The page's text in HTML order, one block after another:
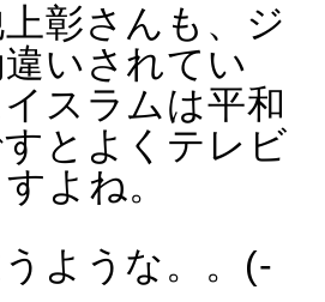
彰さんも、ジ
いされてい
スラムは平和
とよくテレビ
よね。
ような。。(-